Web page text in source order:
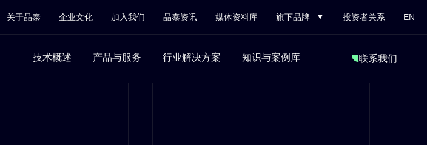
关于晶泰 企业文化 加入我们 晶泰资讯 媒体资料库 旗下品牌 投资者关系 EN
技术概述 产品与服务 行业解决方案 知识与案例库 联系我们